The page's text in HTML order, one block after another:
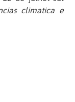
climatica e